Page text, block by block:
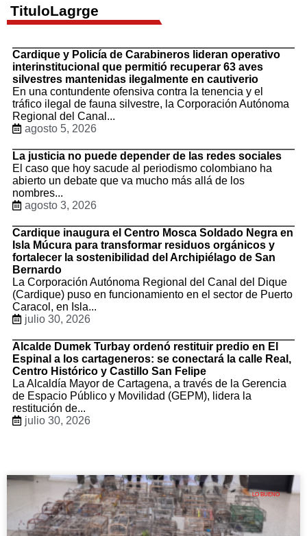
TituloLagrge
Cardique y Policía de Carabineros lideran operativo
interinstitucional que permitió recuperar 63 aves
silvestres mantenidas ilegalmente en cautiverio
En una contundente ofensiva contra la tenencia y el
tráfico ilegal de fauna silvestre, la Corporación Autónoma
Regional del Canal...
agosto 5, 2026
La justicia no puede depender de las redes sociales
El caso que hoy sacude al periodismo colombiano ha
abierto un debate que va mucho más allá de los
nombres...
agosto 3, 2026
Cardique inaugura el Centro Mosca Soldado Negra en
Isla Múcura para transformar residuos orgánicos y
fortalecer la sostenibilidad del Archipiélago de San
Bernardo
La Corporación Autónoma Regional del Canal del Dique
(Cardique) puso en funcionamiento en el sector de Puerto
Caracol, en Isla...
julio 30, 2026
Alcalde Dumek Turbay ordenó restituir predio en El
Espinal a los cartageneros: se conectará la calle Real,
Centro Histórico y Castillo San Felipe
La Alcaldía Mayor de Cartagena, a través de la Gerencia
de Espacio Público y Movilidad (GEPM), lidera la
restitución de...
julio 30, 2026
LO BUENO